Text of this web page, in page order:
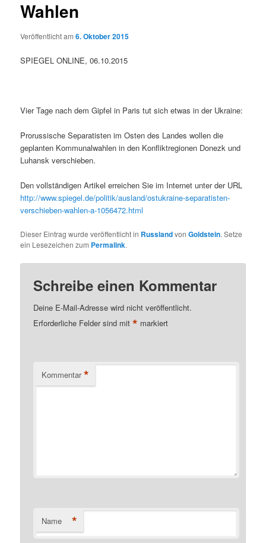
Wahlen
Veröffentlicht am6. Oktober 2015
SPIEGEL ONLINE, 06.10.2015
Vier Tage nach dem Gipfel in Paris tut sich etwas in der Ukraine:
Prorussische Separatisten im Osten des Landes wollen die
geplanten Kommunalwahlen in den Konfliktregionen Donezk und
Luhansk verschieben.
Den vollständigen Artikel erreichen Sie im Internet unter der URL
http://www.spiegel.de/politik/ausland/ostukraine-separatisten-
verschieben-wahlen-a-1056472.html
Dieser Eintrag wurde veröffentlicht in RusslandvonGoldstein. Setze
ein Lesezeichen zum Permalink.
Schreibe einen Kommentar
Deine E-Mail-Adresse wird nicht veröffentlicht.
Erforderliche Felder sind mit* markiert
Kommentar *
Name *